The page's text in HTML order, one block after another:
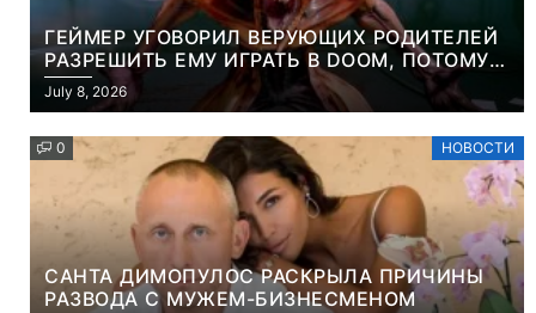
ГЕЙМЕР УГОВОРИЛ ВЕРУЮЩИХ РОДИТЕЛЕЙ
РАЗРЕШИТЬ ЕМУ ИГРАТЬ В DOOM, ПОТОМУ
ЧТО ЭТО ХРИСТИАНСКАЯ ИГРА ПРО
УБИЙСТВО ДЕМОНОВ
July 8, 2026
0 НОВОСТИ
САНТА ДИМОПУЛОС РАСКРЫЛА ПРИЧИНЫ
РАЗВОДА С МУЖЕМ-БИЗНЕСМЕНОМ